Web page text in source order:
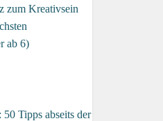
zum Kreativsein
ab 6)